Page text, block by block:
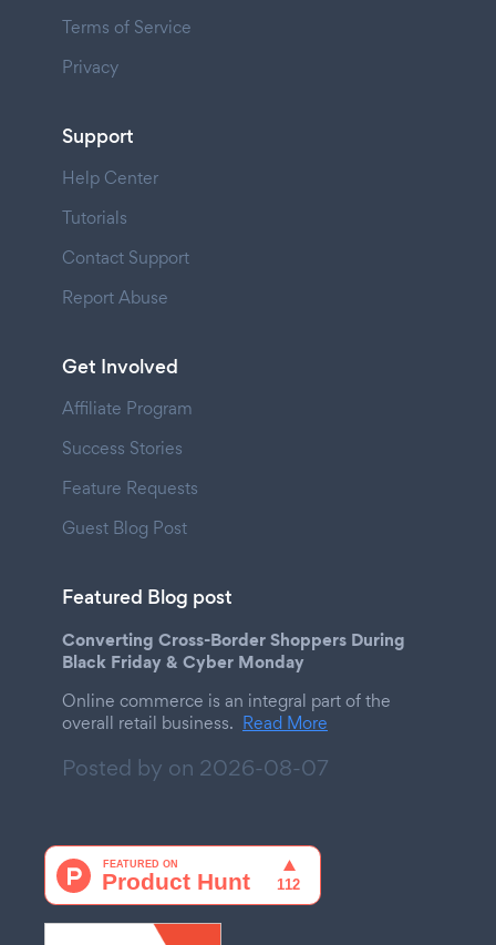
Terms of Service
Privacy
Support
Help Center
Tutorials
Contact Support
Report Abuse
Get Involved
Affiliate Program
Success Stories
Feature Requests
Guest Blog Post
Featured Blog post
Converting Cross-Border Shoppers During
Black Friday & Cyber Monday
Online commerce is an integral part of the
overall retail business. Read More
Posted by on 2026-08-07